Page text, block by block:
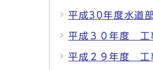
平成30年度水道
平成３０年度 工
平成２９年度 工